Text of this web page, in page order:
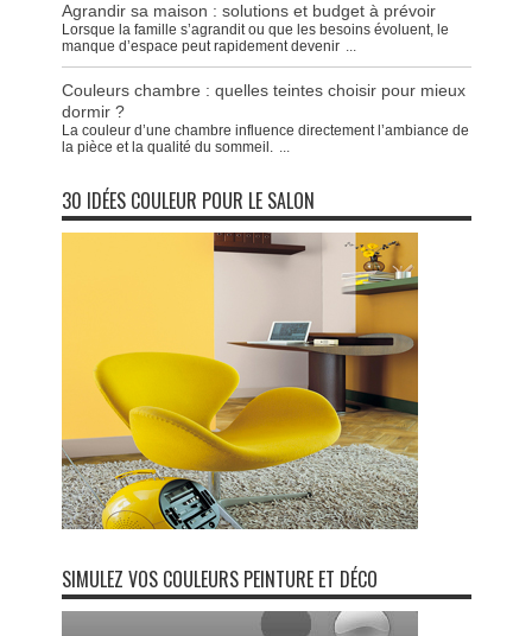
Agrandir sa maison : solutions et budget à prévoir
Lorsque la famille s’agrandit ou que les besoins évoluent, le
manque d’espace peut rapidement devenir ...
Couleurs chambre : quelles teintes choisir pour mieux
dormir ?
La couleur d’une chambre influence directement l’ambiance de
la pièce et la qualité du sommeil. ...
30 IDÉES COULEUR POUR LE SALON
SIMULEZ VOS COULEURS PEINTURE ET DÉCO